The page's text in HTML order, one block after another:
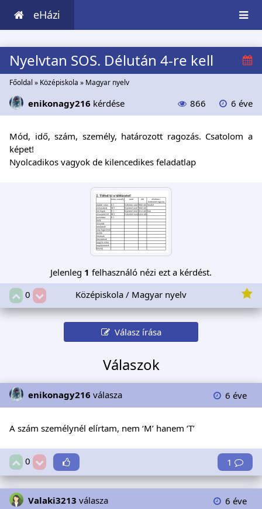
eHázi
Nyelvtan SOS. Délután 4-re kell
Főoldal » Középiskola » Magyar nyelv
enikonagy216 kérdése 866 6 éve
Mód, idő, szám, személy, határozott ragozás. Csatolom a
képet!
Nyolcadikos vagyok de kilencedikes feladatlap
Jelenleg 1 felhasználó nézi ezt a kérdést.
0
Középiskola / Magyar nyelv
Válasz írása
Válaszok
enikonagy216 válasza 6 éve
A szám személynél elírtam, nem ‘M’ hanem ‘T’
0 1
Valaki3213 válasza 6 éve